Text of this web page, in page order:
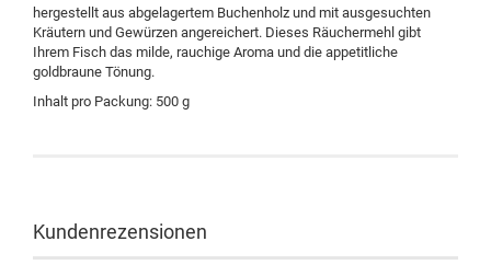
hergestellt aus abgelagertem Buchenholz und mit ausgesuchten
Kräutern und Gewürzen angereichert. Dieses Räuchermehl gibt
Ihrem Fisch das milde, rauchige Aroma und die appetitliche
goldbraune Tönung.
Inhalt pro Packung: 500 g
Kundenrezensionen